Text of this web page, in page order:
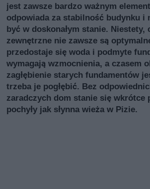
jest zawsze bardzo ważnym
odpowiada za stabilność budynku i
być w doskonałym stanie. Niestety,
zewnętrzne nie zawsze są
przedostaje się woda i podmyte
wymagają wzmocnienia, a czasem
zagłębienie starych fundamentów
trzeba je pogłębić. Bez
zaradczych dom stanie się wkrótce
pochyły jak słynna wieża w Pizie.